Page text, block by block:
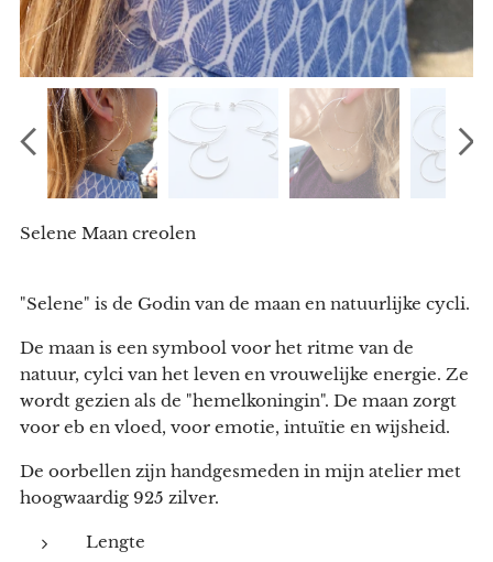
Selene Maan creolen
"Selene" is de Godin van de maan en natuurlijke cycli.
De maan is een symbool voor het ritme van de
natuur, cylci van het leven en vrouwelijke energie. Ze
wordt gezien als de "hemelkoningin". De maan zorgt
voor eb en vloed, voor emotie, intuïtie en wijsheid.
De oorbellen zijn handgesmeden in mijn atelier met
hoogwaardig 925 zilver.
Lengte